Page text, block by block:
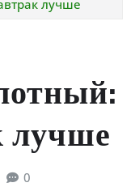
лучше
лучше
0